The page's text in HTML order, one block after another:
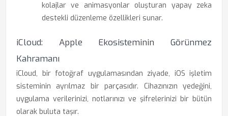
kolajlar ve animasyonlar oluşturan yapay zeka
destekli düzenleme özellikleri sunar.
iCloud: Apple Ekosisteminin Görünmez
Kahramanı
iCloud, bir fotoğraf uygulamasından ziyade, iOS işletim
sisteminin ayrılmaz bir parçasıdır. Cihazınızın yedeğini,
uygulama verilerinizi, notlarınızı ve şifrelerinizi bir bütün
olarak buluta taşır.